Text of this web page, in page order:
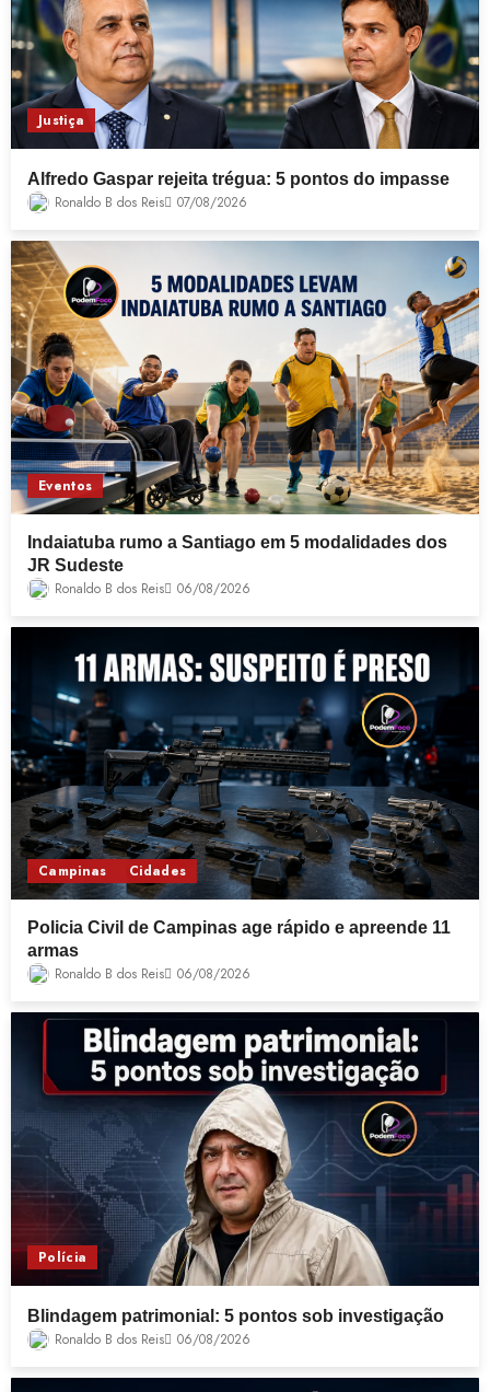
Justiça
Alfredo Gaspar rejeita trégua: 5 pontos do impasse
Ronaldo B dos Reis 07/08/2026
Eventos
Indaiatuba rumo a Santiago em 5 modalidades dos
JR Sudeste
Ronaldo B dos Reis 06/08/2026
Campinas Cidades
Policia Civil de Campinas age rápido e apreende 11
armas
Ronaldo B dos Reis 06/08/2026
Polícia
Blindagem patrimonial: 5 pontos sob investigação
Ronaldo B dos Reis 06/08/2026